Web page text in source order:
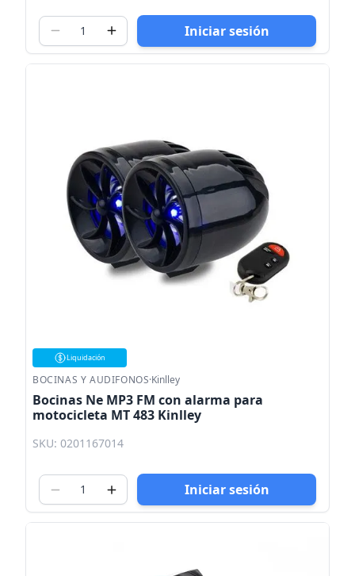
Iniciar sesión
Liquidación
BOCINAS Y AUDIFONOS·Kinlley
Bocinas Ne MP3 FM con alarma para
motocicleta MT 483 Kinlley
SKU: 0201167014
Iniciar sesión